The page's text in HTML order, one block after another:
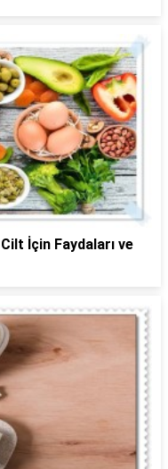
İçin Faydaları ve